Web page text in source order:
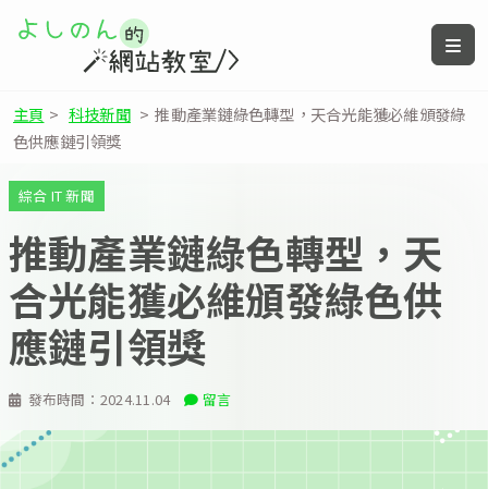
主頁 > 科技新聞 > 推動產業鏈綠色轉型，天合光能獲必維頒發綠
色供應鏈引領獎
發布時間： 2024.11.04 留言
綜合 IT 新聞
推動產業鏈綠色轉型，天
合光能獲必維頒發綠色供
應鏈引領獎